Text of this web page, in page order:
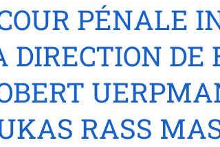
PÉNALE
DIRECTION DE
RASS